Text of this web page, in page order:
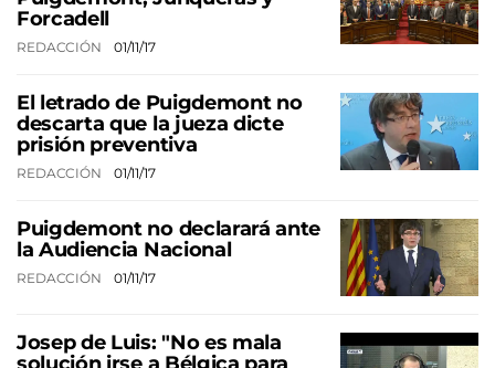
Forcadell
REDACCIÓN 01/11/17
El letrado de Puigdemont no
descarta que la jueza dicte
prisión preventiva
REDACCIÓN 01/11/17
Puigdemont no declarará ante
la Audiencia Nacional
REDACCIÓN 01/11/17
Josep de Luis: "No es mala